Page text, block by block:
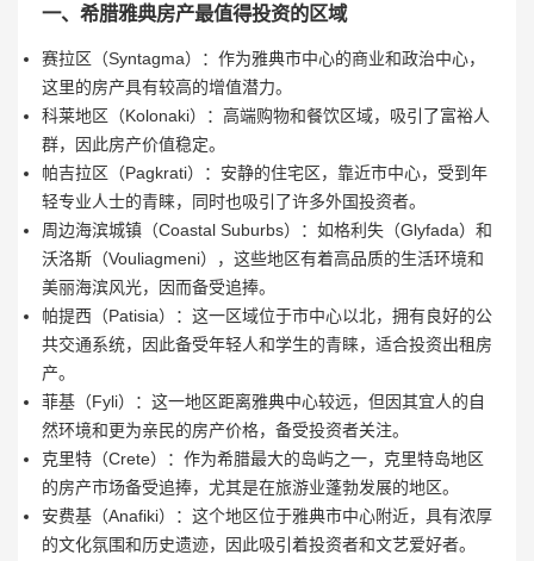
一、希腊雅典房产最值得投资的区域
赛拉区（Syntagma）：作为雅典市中心的商业和政治中心，
这里的房产具有较高的增值潜力。
科莱地区（Kolonaki）：高端购物和餐饮区域，吸引了富裕人
群，因此房产价值稳定。
帕吉拉区（Pagkrati）：安静的住宅区，靠近市中心，受到年
轻专业人士的青睐，同时也吸引了许多外国投资者。
周边海滨城镇（Coastal Suburbs）：如格利失（Glyfada）和
沃洛斯（Vouliagmeni），这些地区有着高品质的生活环境和
美丽海滨风光，因而备受追捧。
帕提西（Patisia）：这一区域位于市中心以北，拥有良好的公
共交通系统，因此备受年轻人和学生的青睐，适合投资出租房
产。
菲基（Fyli）：这一地区距离雅典中心较远，但因其宜人的自
然环境和更为亲民的房产价格，备受投资者关注。
克里特（Crete）：作为希腊最大的岛屿之一，克里特岛地区
的房产市场备受追捧，尤其是在旅游业蓬勃发展的地区。
安费基（Anafiki）：这个地区位于雅典市中心附近，具有浓厚
的文化氛围和历史遗迹，因此吸引着投资者和文艺爱好者。